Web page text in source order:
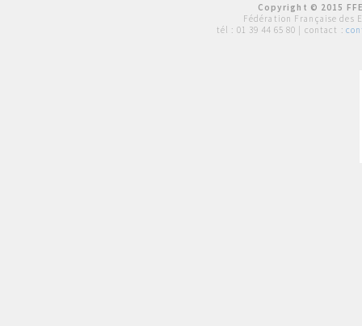
Copyright © 2015
Fédération Française des
tél : 01 39 44 65 80 | contact :